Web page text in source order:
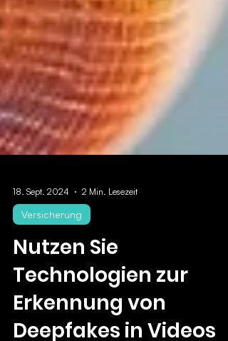
18. Sept. 2024 2 Min. Lesezeit
Versicherung
Nutzen Sie